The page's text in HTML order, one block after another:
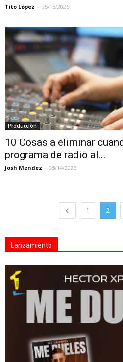
Tito López - 05/15/2026
Producción
10 Cosas a eliminar
programa de radio al...
Josh Mendez - 05/14/2026
1 2
Lanzamiento